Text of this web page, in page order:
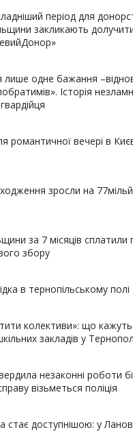
період для
закликають
лише одне бажання
Історія
романтичної вечері в
зросли на
за 7 місяців сплатили
збору
в тернопільському полі
колективи»: що
закладів у
незаконні роботи
візьметься поліція
стає доступнішою: у